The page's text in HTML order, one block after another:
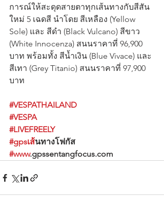
การณ์ให้สะดุดสายตาทุกเส้นทางกับสีสัน
ใหม่ 5 เฉดสี นำโดย สีเหลือง (Yellow
Sole) และ สีดำ (Black Vulcano) สีขาว
(White Innocenza) สนนราคาที่ 96,900
บาท พร้อมทั้ง สีน้ำเงิน (Blue Vivace) และ
สีเทา (Grey Titanio) สนนราคาที่ 97,900
บาท
#VESPATHAILAND
#VESPA
#LIVEFREELY
#gpsเส้นทางโฟกัส
#www.gpssentangfocus.com